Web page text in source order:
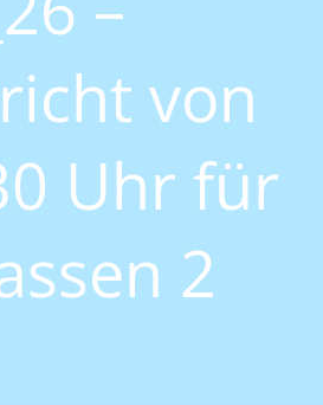
von
Uhr für
2